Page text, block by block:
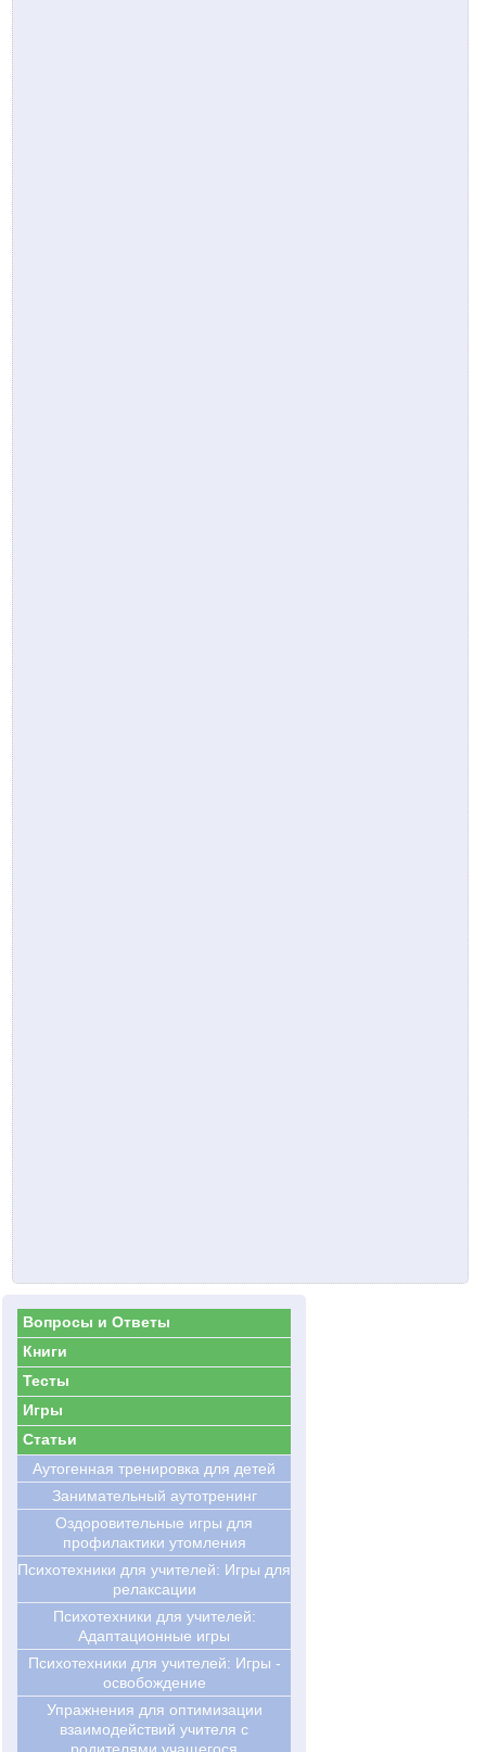
Вопросы и Ответы
Книги
Тесты
Игры
Статьи
Аутогенная тренировка для детей
Занимательный аутотренинг
Оздоровительные игры для
профилактики утомления
Психотехники для учителей: Игры для
релаксации
Психотехники для учителей:
Адаптационные игры
Психотехники для учителей: Игры -
освобождение
Упражнения для оптимизации
взаимодействий учителя с